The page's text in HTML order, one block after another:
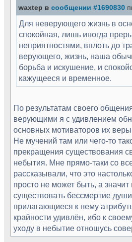
waxtep в сообщении #1690830
Для неверующего жизнь в
спокойная, лишь иногда
неприятностями, вплоть до
верующего, жизнь, наша
борьба и искушение, и
кажущееся и временное.
По результатам своего
верующими я с удивлением
основных мотиваторов их веры
Не мучений там или чего-то
прекращения существования
небытия. Мне прямо-таки со
рассказывали, что это
просто не может быть, а
существовать бессмертие
прилагающиеся к нему
крайности удивлён, ибо к
уходу в небытие отношусь